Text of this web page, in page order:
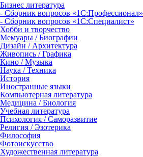
Бизнес литература
- Сборник вопросов «1С:Профессионал»
- Сборник вопросов «1С:Специалист»
Хобби и творчество
Мемуары / Биографии
Дизайн / Архитектура
Живопись / Графика
Кино / Музыка
Наука / Техника
История
Иностранные языки
Компьютерная литература
Медицина / Биология
Учебная литература
Психология / Саморазвитие
Религия / Эзотерика
Философия
Фотоискусство
Художественная литература